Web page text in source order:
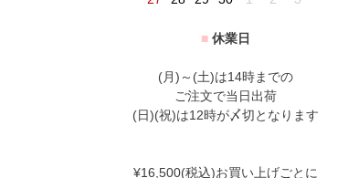
■ 休業日
(月)～(土)は14時までの
ご注文で当日出荷
(日)(祝)は12時が〆切となります
¥16,500(税込)お買い上げごとに